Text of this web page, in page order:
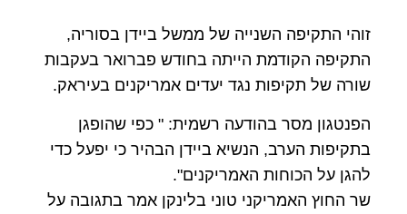
זוהי התקיפה השנייה של ממשל ביידן בסוריה,
התקיפה הקודמת הייתה בחודש פברואר בעקבות
שורה של תקיפות נגד יעדים אמריקנים בעיראק.
הפנטגון מסר בהודעה רשמית: " כפי שהופגן
בתקיפות הערב, הנשיא ביידן הבהיר כי יפעל כדי
להגן על הכוחות האמריקנים".
שר החוץ האמריקני טוני בלינקן אמר בתגובה על